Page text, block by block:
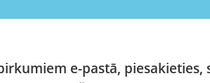
e-pastā,